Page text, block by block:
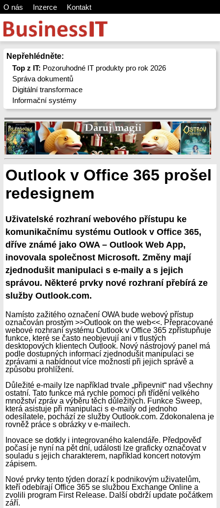
O nás Inzerce Kontakt
Nepřehlédněte:
Top z IT: Pozoruhodné IT produkty pro rok 2026
Správa dokumentů
Digitální transformace
Informační systémy
Outlook v Office 365 prošel
redesignem
Uživatelské rozhraní webového přístupu ke
komunikačnímu systému Outlook v Office 365,
dříve známé jako OWA – Outlook Web App,
inovovala společnost Microsoft. Změny mají
zjednodušit manipulaci s e-maily a s jejich
správou. Některé prvky nové rozhraní přebírá ze
služby Outlook.com.
Namísto zažitého označení OWA bude webový přístup
označován prostým >>Outlook on the web<<. Přepracované
webové rozhraní systému Outlook v Office 365 zpřístupňuje
funkce, které se často neobjevují ani v tlustých
desktopových klientech Outlook. Nový nástrojový panel má
podle dostupných informací zjednodušit manipulaci se
zprávami a nabídnout více možností při jejich správě a
způsobu prohlížení.
Důležité e-maily lze například trvale „připevnit“ nad všechny
ostatní. Tato funkce má rychle pomoci při třídění velkého
množství zpráv a výběru těch důležitých. Funkce Sweep,
která asistuje při manipulaci s e-maily od jednoho
odesílatele, pochází ze služby Outlook.com. Zdokonalena je
rovněž práce s obrázky v e-mailech.
Inovace se dotkly i integrovaného kalendáře. Předpověď
počasí je nyní na pět dní, události lze graficky označovat v
souladu s jejich charakterem, například koncert notovým
zápisem.
Nové prvky tento týden dorazí k podnikovým uživatelům,
kteří odebírají Office 365 se službou Exchange Online a
zvolili program First Release. Další obdrží update počátkem
září.